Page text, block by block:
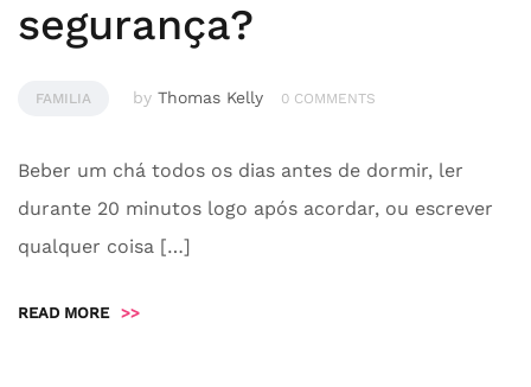
segurança?
FAMILIA by Thomas Kelly 0 COMMENTS
Beber um chá todos os dias antes de dormir, ler
durante 20 minutos logo após acordar, ou escrever
qualquer coisa […]
READ MORE >>